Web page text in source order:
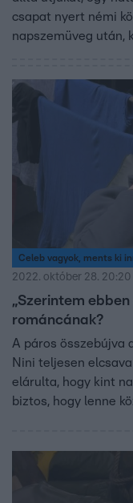
csapat nyert némi
napszemüveg után,
Celeb vagyok, ments ki
2022. október 28. 20:20
„Szerintem
románcának?
A páros összebújva
Nini teljesen
elárulta, hogy kint
biztos, hogy lenne